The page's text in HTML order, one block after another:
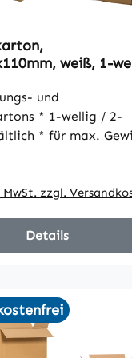
weiß, 1-
und
/ 2-
Gewicht
schöne Optik *
mit
zzgl.
Details